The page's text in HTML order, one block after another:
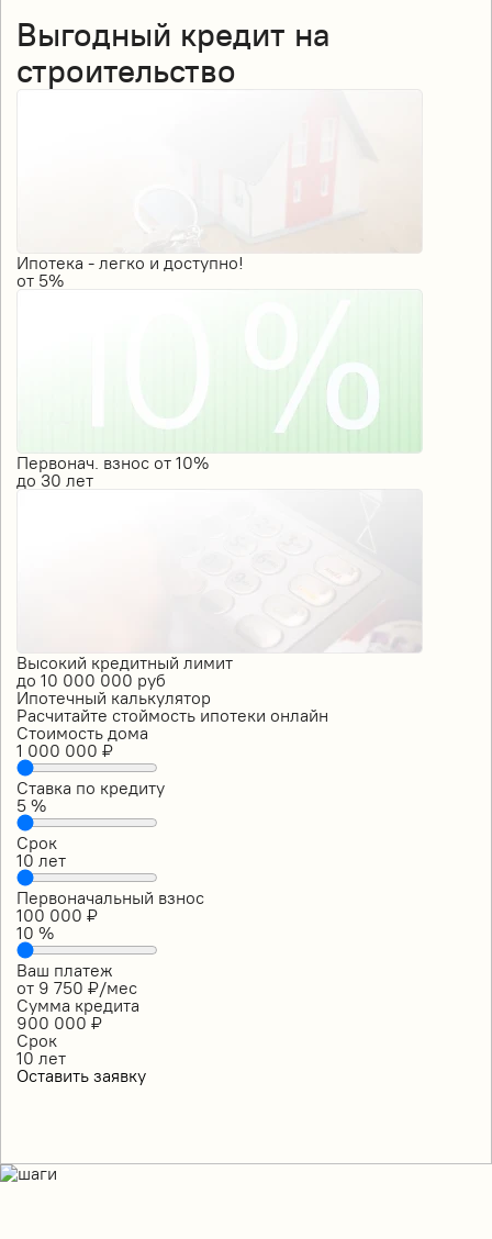
Выгодный кредит на
строительство
Ипотека - легко и доступно!
от 5%
Первонач. взнос от 10%
до 30 лет
Высокий кредитный лимит
до 10 000 000 руб
Ипотечный калькулятор
Расчитайте стоймость ипотеки онлайн
Стоимость дома
1 000 000 ₽
Ставка по кредиту
5 %
Срок
10 лет
Первоначальный взнос
100 000 ₽
10 %
Ваш платеж
от 9 750 ₽/мес
Сумма кредита
900 000 ₽
Срок
10 лет
Оставить заявку